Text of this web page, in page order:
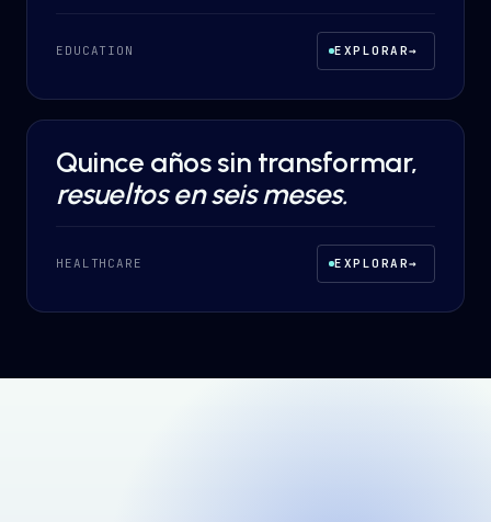
EDUCATION EXPLORAR→
DESARROLLO A MEDIDA·HEALTHCARE
Quince años sin transformar,
resueltos en seis meses.
HEALTHCARE EXPLORAR→